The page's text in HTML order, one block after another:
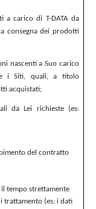
a carico di T-DATA da
consegna dei prodotti
nascenti a Suo carico
i Siti, quali, a titolo
acquistati;
da Lei richieste (es:
del contratto
il tempo strettamente
trattamento (es: i dati